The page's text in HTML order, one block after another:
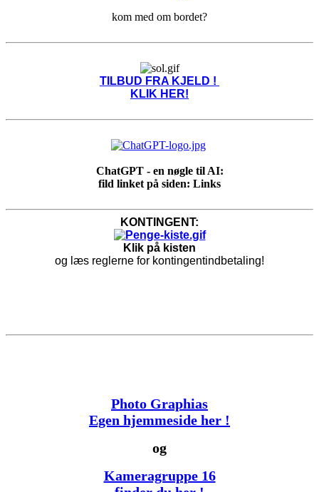
kom med om bordet?
TILBUD FRA KJELD !
KLIK HER!
ChatGPT - en nøgle til AI:
fild linket på siden: Links
KONTINGENT:
Klik på kisten
og læs reglerne for kontingentindbetaling!
Photo Graphias
Egen hjemmeside her !
og
Kameragruppe 16